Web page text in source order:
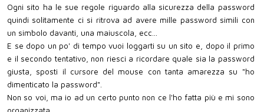
Ogni sito ha le sue regole riguardo alla sicurezza della password
quindi solitamente ci si ritrova ad avere mille password simili con
un simbolo davanti, una maiuscola, ecc...
E se dopo un po' di tempo vuoi loggarti su un sito e, dopo il primo
e il secondo tentativo, non riesci a ricordare quale sia la password
giusta, sposti il cursore del mouse con tanta amarezza su "ho
dimenticato la password".
Non so voi, ma io ad un certo punto non ce l'ho fatta più e mi sono